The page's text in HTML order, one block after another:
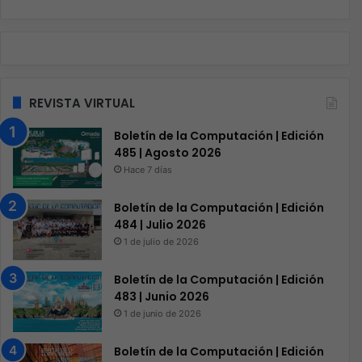
REVISTA VIRTUAL
Boletín de la Computación | Edición
485 | Agosto 2026
Hace 7 días
Boletín de la Computación | Edición
484 | Julio 2026
1 de julio de 2026
Boletín de la Computación | Edición
483 | Junio 2026
1 de junio de 2026
Boletín de la Computación | Edición